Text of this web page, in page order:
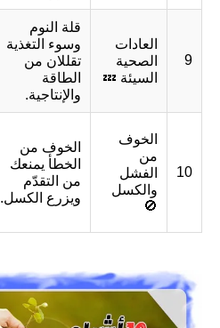
9
العادات
الصحية
السيئة 💤
قلة النوم
وسوء التغذية
تقللان من
الطاقة
والإنتاجية.
10
الخوف
من
الفشل
والكسل
🚫
الخوف من
الخطأ يمنعك
من التقدّم
ويزرع الكسل.